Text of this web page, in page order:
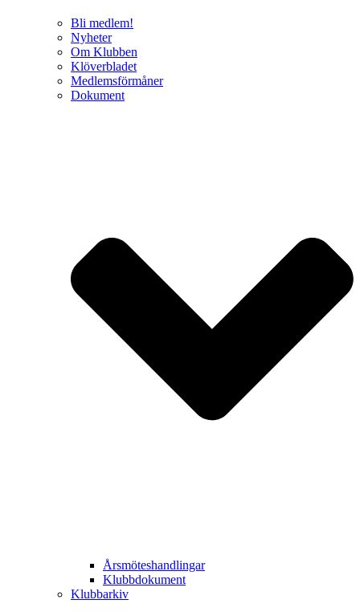
Bli medlem!
Nyheter
Om Klubben
Klöverbladet
Medlemsförmåner
Dokument
Årsmöteshandlingar
Klubbdokument
Klubbarkiv